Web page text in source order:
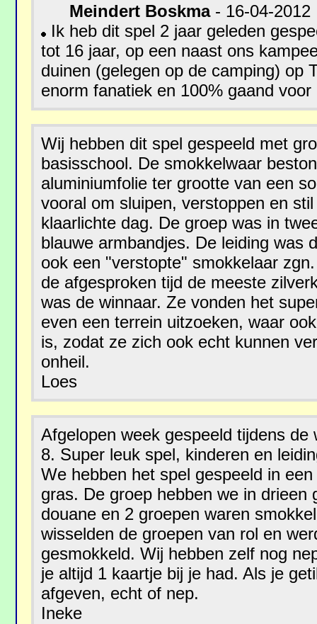
Meindert Boskma- 16-04-2012
Ik heb dit spel 2 jaar geleden
tot 16 jaar, op een naast ons
duinen (gelegen op de camping) op
enorm fanatiek en 100% gaand
Wij hebben dit spel gespeeld met
basisschool. De smokkelwaar
aluminiumfolie ter grootte van een
vooral om sluipen, verstoppen en
klaarlichte dag. De groep was in
blauwe armbandjes. De leiding was
ook een "verstopte" smokkelaar
de afgesproken tijd de meeste
was de winnaar. Ze vonden het
even een terrein uitzoeken, waar
is, zodat ze zich ook echt kunnen
onheil.
Loes
Afgelopen week gespeeld tijdens
8. Super leuk spel, kinderen en
We hebben het spel gespeeld in
gras. De groep hebben we in drieen
douane en 2 groepen waren
wisselden de groepen van rol en
gesmokkeld. Wij hebben zelf nog
je altijd 1 kaartje bij je had. Als je
afgeven, echt of nep.
Ineke